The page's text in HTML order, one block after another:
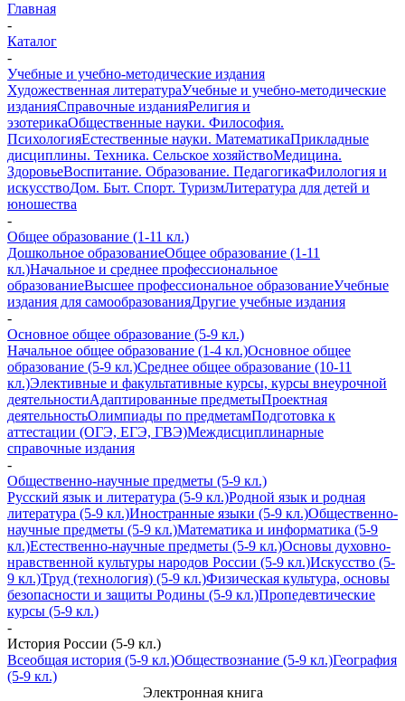
Главная
-
Каталог
-
Учебные и учебно-методические издания
Художественная литератураУчебные и учебно-методические
изданияСправочные изданияРелигия и
эзотерикаОбщественные науки. Философия.
ПсихологияЕстественные науки. МатематикаПрикладные
дисциплины. Техника. Сельское хозяйствоМедицина.
ЗдоровьеВоспитание. Образование. ПедагогикаФилология и
искусствоДом. Быт. Спорт. ТуризмЛитература для детей и
юношества
-
Общее образование (1-11 кл.)
Дошкольное образованиеОбщее образование (1-11
кл.)Начальное и среднее профессиональное
образованиеВысшее профессиональное образованиеУчебные
издания для самообразованияДругие учебные издания
-
Основное общее образование (5-9 кл.)
Начальное общее образование (1-4 кл.)Основное общее
образование (5-9 кл.)Среднее общее образование (10-11
кл.)Элективные и факультативные курсы, курсы внеурочной
деятельностиАдаптированные предметыПроектная
деятельностьОлимпиады по предметамПодготовка к
аттестации (ОГЭ, ЕГЭ, ГВЭ)Междисциплинарные
справочные издания
-
Общественно-научные предметы (5-9 кл.)
Русский язык и литература (5-9 кл.)Родной язык и родная
литература (5-9 кл.)Иностранные языки (5-9 кл.)Общественно-
научные предметы (5-9 кл.)Математика и информатика (5-9
кл.)Естественно-научные предметы (5-9 кл.)Основы духовно-
нравственной культуры народов России (5-9 кл.)Искусство (5-
9 кл.)Труд (технология) (5-9 кл.)Физическая культура, основы
безопасности и защиты Родины (5-9 кл.)Пропедевтические
курсы (5-9 кл.)
-
История России (5-9 кл.)
Всеобщая история (5-9 кл.)Обществознание (5-9 кл.)География
(5-9 кл.)
Электронная книга